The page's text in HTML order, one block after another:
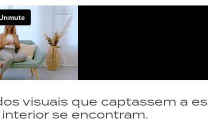
visuais que captassem a
se encontram.